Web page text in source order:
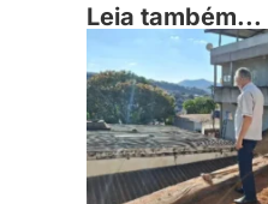
Leia também...